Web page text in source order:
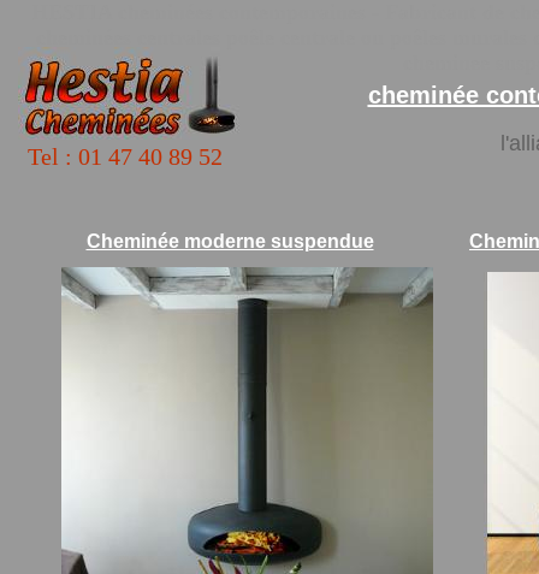
cheminée
Cheminée moderne suspendue
Tel : 01 47 40 89 52